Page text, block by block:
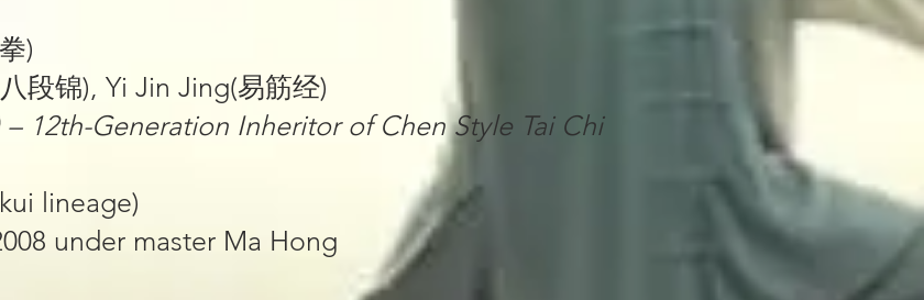
)
段锦), Yi Jin Jing(易筋经)
12th-Generation Inheritor of Chen Style Tai Chi​​
lineage)
under master Ma Hong